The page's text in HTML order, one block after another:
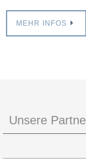
MEHR INFOS
Unsere